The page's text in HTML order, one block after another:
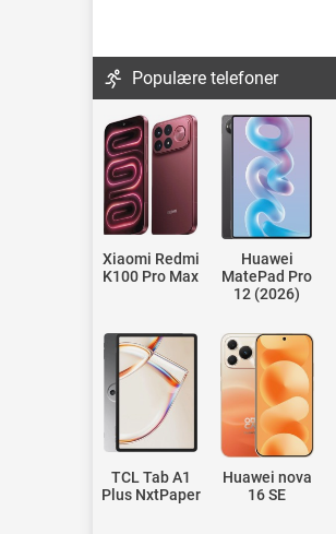
Populære telefoner
Xiaomi Redmi
K100 Pro Max
Huawei
MatePad Pro
12 (2026)
TCL Tab A1
Plus NxtPaper
Huawei nova
16 SE